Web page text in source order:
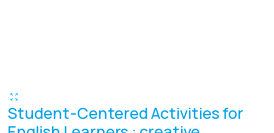
Student-Centered Activities for